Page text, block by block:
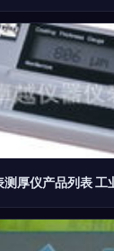
厚仪产品列表 工